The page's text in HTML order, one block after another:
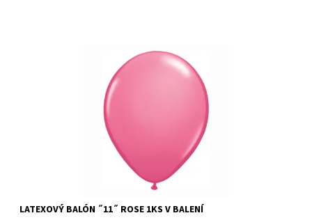
latexovy balon ,,11,, ruzova ruza 1ks v balení velkost 28cm
dodavame nenafukane
LATEXOVÝ BALÓN ˝11˝ ROSE 1KS V BALENÍ